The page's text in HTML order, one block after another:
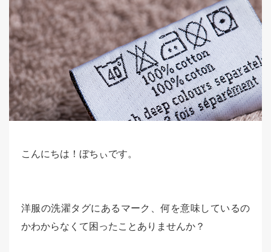
こんにちは！ぼちぃです。
洋服の洗濯タグにあるマーク、何を意味しているの
かわからなくて困ったことありませんか？